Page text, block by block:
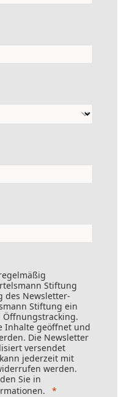
Stiftung
des Newsletter-
Stiftung ein
Öffnungstracking.
Inhalte geöffnet und
Die Newsletter
versendet
jederzeit mit
werden.
Sie in
.